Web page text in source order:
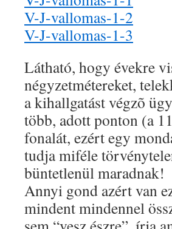
V-J-vallomas-1-2
V-J-vallomas-1-3
Látható, hogy évekre
négyzetmétereket,
a kihallgatást végzõ
több, adott ponton (a
fonalát, ezért egy
tudja miféle
büntetlenül maradnak!
Annyi gond azért van
mindent mindennel